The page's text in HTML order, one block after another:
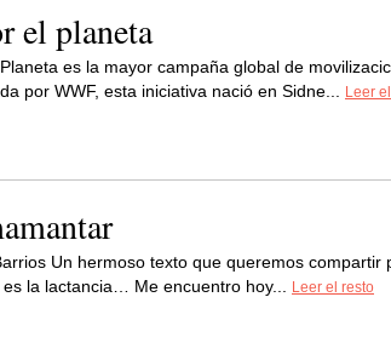
el planeta
es la mayor campaña global de
por WWF, esta iniciativa nació en Sidne...
Leer
Un hermoso texto que queremos compartir
la lactancia… Me encuentro hoy...
Leer el resto